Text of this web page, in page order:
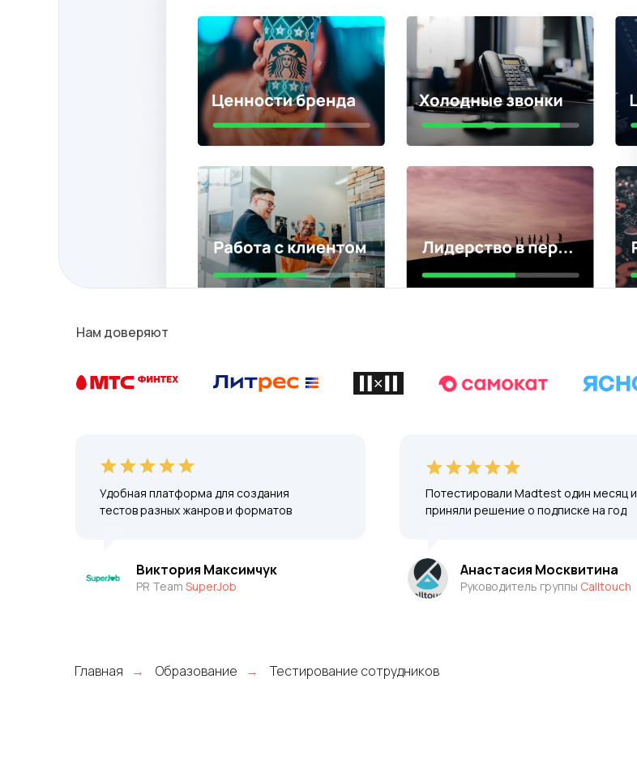
Нам доверяют
Виктория Максимчук
Удобная платформа для создания
тестов разных жанров и форматов
PR Team SuperJob
Потестировали Madtest один месяц и
приняли решение о подписке на год
Руководитель группы Calltouch
Анастасия Москвитина
Главная → Образование → Тестирование сотрудников